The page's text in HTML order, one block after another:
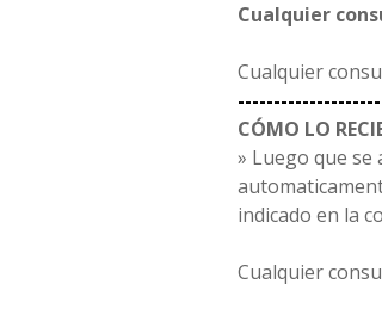
Cualquier
Cualquier
CÓMO LO
» Luego que se
indicado en la
Cualquier